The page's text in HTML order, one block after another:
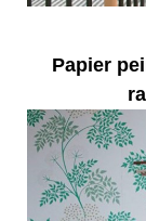
Papier